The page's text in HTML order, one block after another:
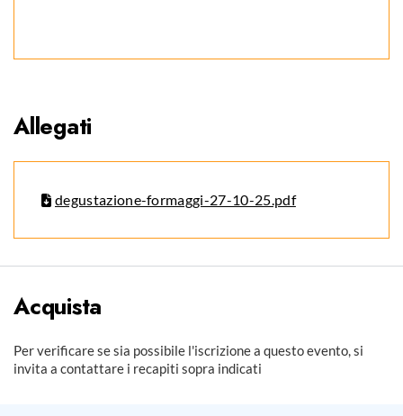
Allegati
degustazione-formaggi-27-10-25.pdf
Acquista
Per verificare se sia possibile l'iscrizione a questo evento, si
invita a contattare i recapiti sopra indicati